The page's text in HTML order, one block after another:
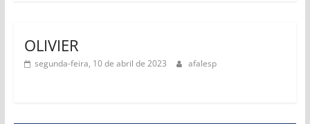
OLIVIER
segunda-feira, 10 de abril de 2023 afalesp